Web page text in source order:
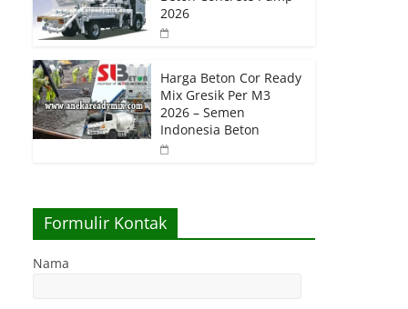
2026
Harga Beton Cor Ready
Mix Gresik Per M3
2026 – Semen
Indonesia Beton
Formulir Kontak
Nama